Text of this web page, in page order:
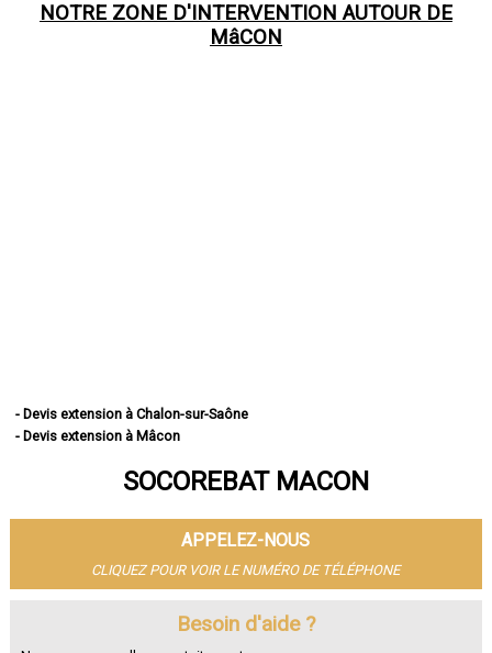
NOTRE ZONE D'INTERVENTION AUTOUR DE
MâCON
- Devis extension à Chalon-sur-Saône
- Devis extension à Mâcon
- Devis extension à Montceau-les-Mines
- Devis extension à Paray-le-Monial
- Devis extension à Saint-Vallier
- Devis extension à Digoin
- Devis extension à Gueugnon
- Devis extension à Charnay-lès-Mâcon
SOCOREBAT MACON
APPELEZ-NOUS
CLIQUEZ POUR VOIR LE NUMÉRO DE TÉLÉPHONE
Besoin d'aide ?